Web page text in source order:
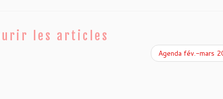
les articles
Agenda fév.-mars